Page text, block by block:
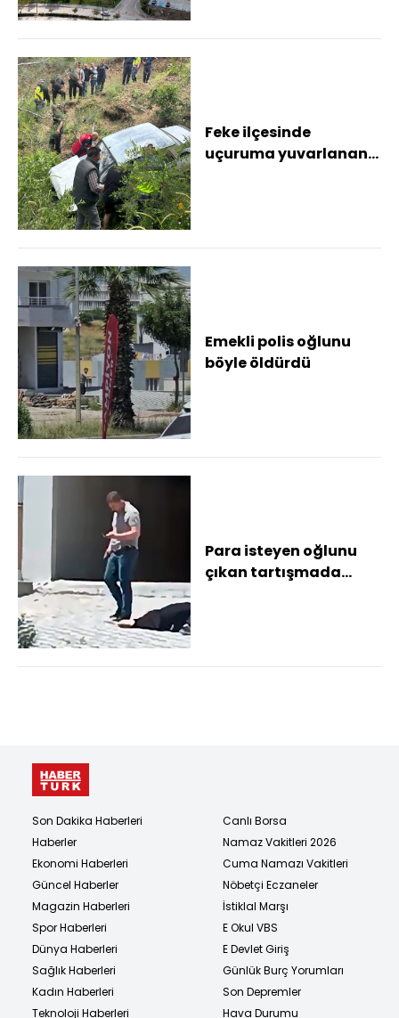
Feke ilçesinde
uçuruma yuvarlanan
Emekli polis oğlunu
böyle öldürdü
Para isteyen oğlunu
çıkan tartışmada
Son Dakika Haberleri
Haberler
Ekonomi Haberleri
Güncel Haberler
Magazin Haberleri
Spor Haberleri
Dünya Haberleri
Sağlık Haberleri
Kadın Haberleri
Teknoloji Haberleri
Canlı Borsa
Namaz Vakitleri 2026
Cuma Namazı Vakitleri
Nöbetçi Eczaneler
İstiklal Marşı
E Okul VBS
E Devlet Giriş
Günlük Burç Yorumları
Son Depremler
Hava Durumu